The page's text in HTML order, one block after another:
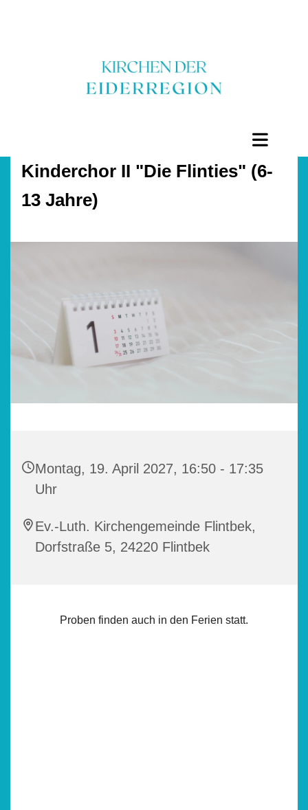
Kinderchor II "Die Flinties" (6-
13 Jahre)
Montag, 19. April 2027, 16:50 - 17:35
Uhr
Ev.-Luth. Kirchengemeinde Flintbek,
Dorfstraße 5, 24220 Flintbek
Proben finden auch in den Ferien statt.